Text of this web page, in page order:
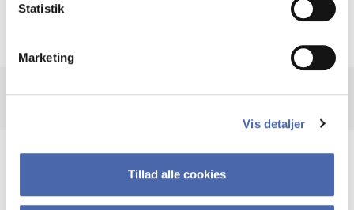
Statistik
Marketing
Vis detaljer
Tillad alle cookies
Krigen i Ukraine